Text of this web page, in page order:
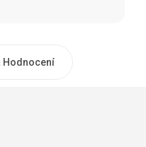
Hodnocení